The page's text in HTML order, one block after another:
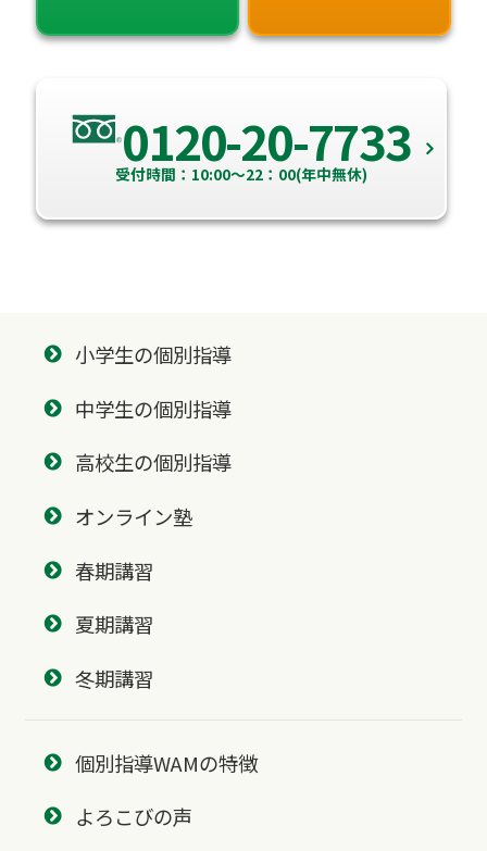
0120-20-7733
受付時間：10:00～22：00(年中無休)
小学生の個別指導
中学生の個別指導
高校生の個別指導
オンライン塾
春期講習
夏期講習
冬期講習
個別指導WAMの特徴
よろこびの声